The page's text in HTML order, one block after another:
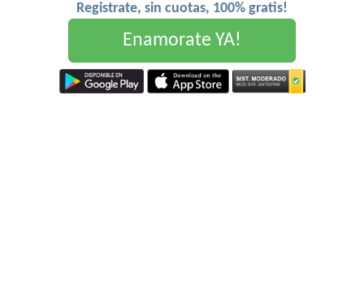
Registrate, sin cuotas, 100% gratis!
Enamorate YA!